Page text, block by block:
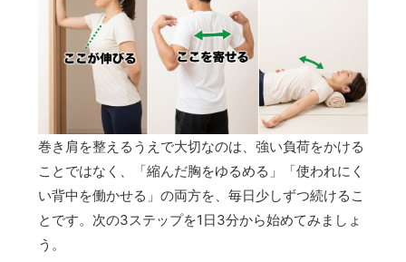
巻き肩を整えるうえで大切なのは、強い負荷をかける
ことではなく、「縮んだ胸をゆるめる」「使われにく
い背中を働かせる」の両方を、毎日少しずつ続けるこ
とです。次の3ステップを1日3分から始めてみましょ
う。